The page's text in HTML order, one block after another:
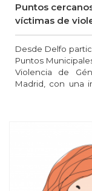
Puntos
víctimas de
Desde Delfo
Puntos
Violencia de
Madrid, con una